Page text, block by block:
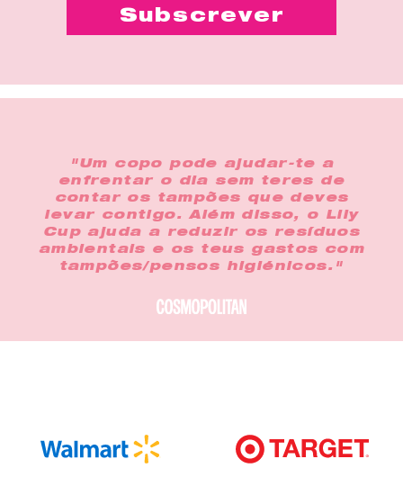
"Um copo pode ajudar-te a
enfrentar o dia sem teres de
contar os tampões que deves
levar contigo. Além disso, o Lily
Cup ajuda a reduzir os resíduos
ambientais e os teus gastos com
tampões/pensos higiénicos."